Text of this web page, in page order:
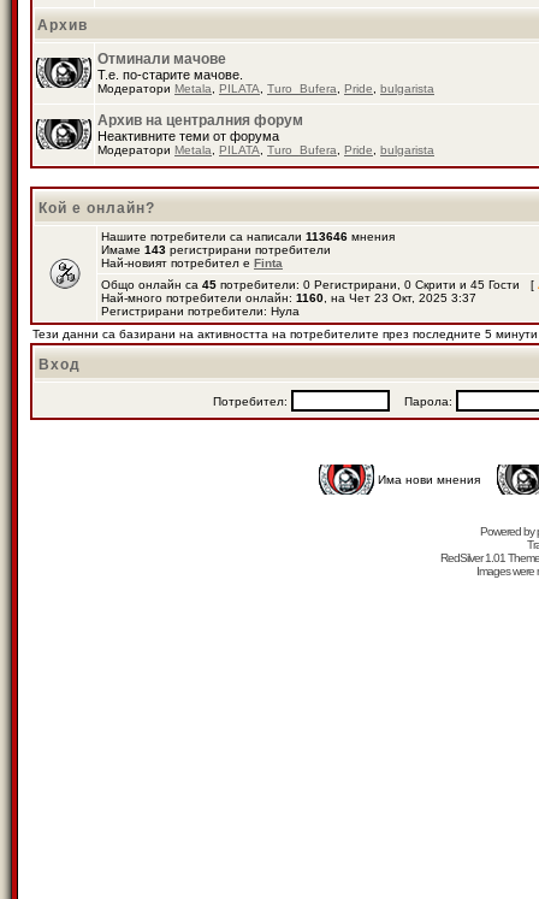
Архив
Отминали мачове
Т.е. по-старите мачове.
Модератори Metala PILATA Turo_Bufera Pride bulgarista
Архив на централния форум
Неактивните теми от форума
Модератори Metala PILATA Turo_Bufera Pride bulgarista
Кой е онлайн?
Нашите потребители са написали 113646 мнения
Имаме 143 регистрирани потребители
Най-новият потребител е Finta
Общо онлайн са 45 потребители: 0 Регистрирани, 0 Скрити и 45 Гости [
Най-много потребители онлайн: 1160 , на Чет 23 Окт, 2025 3:37
Регистрирани потребители: Нула
Тези данни са базирани на активността на потребителите през последните 5 минути
Вход
Потребител: Парола:
Има нови мнения
Powered by
RedSilver 1.01
Images were